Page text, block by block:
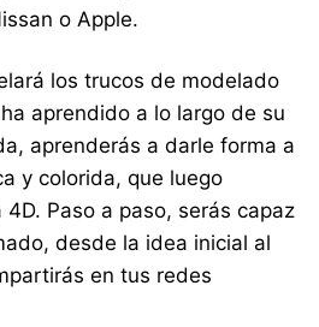
o Apple.
los trucos de modelado
aprendido a lo largo de su
aprenderás a darle forma a
y colorida, que luego
4D. Paso a paso, serás capaz
desde la idea inicial al
en tus redes